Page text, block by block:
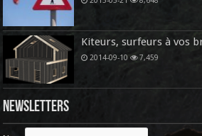
Kiteurs, surfeurs à vos
2014-09-10 7,459
Newsletters